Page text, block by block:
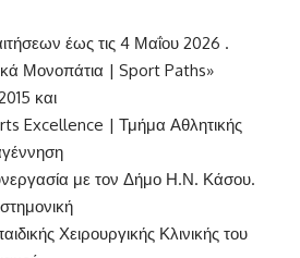
έως τις 4 Μαΐου 2026 .
Μονοπάτια | Sport Paths»
και
Excellence | Τμήμα Αθλητικής
με τον Δήμο Η.Ν. Κάσου.
Χειρουργικής Κλινικής του